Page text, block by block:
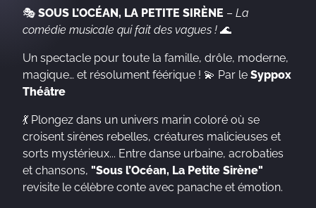
🎭 SOUS L’OCÉAN, LA PETITE SIRÈNE – La
comédie musicale qui fait des vagues ! 🌊
Un spectacle pour toute la famille, drôle, moderne,
magique… et résolument féérique ! 💫 Par le Syppox
Théâtre
💃 Plongez dans un univers marin coloré où se
croisent sirènes rebelles, créatures malicieuses et
sorts mystérieux... Entre danse urbaine, acrobaties
et chansons, "Sous l’Océan, La Petite Sirène"
revisite le célèbre conte avec panache et émotion.